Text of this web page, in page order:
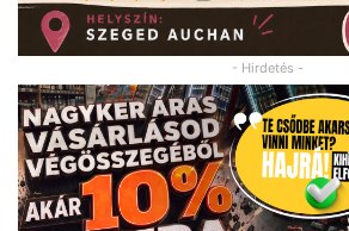
- Hirdetés -